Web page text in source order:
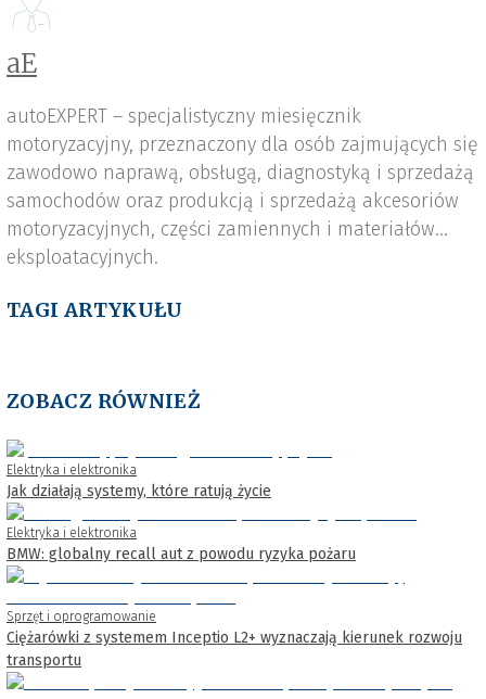
aE
autoEXPERT – specjalistyczny miesięcznik
motoryzacyjny, przeznaczony dla osób zajmujących się
zawodowo naprawą, obsługą, diagnostyką i sprzedażą
samochodów oraz produkcją i sprzedażą akcesoriów
motoryzacyjnych, części zamiennych i materiałów
eksploatacyjnych.
TAGI ARTYKUŁU
ZOBACZ RÓWNIEŻ
Elektryka i elektronika
Jak działają systemy, które ratują życie
Elektryka i elektronika
BMW: globalny recall aut z powodu ryzyka pożaru
Sprzęt i oprogramowanie
Ciężarówki z systemem Inceptio L2+ wyznaczają kierunek rozwoju
transportu